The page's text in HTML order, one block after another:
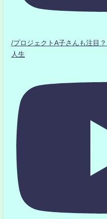
/プロジェクトA子さんも注目
人生